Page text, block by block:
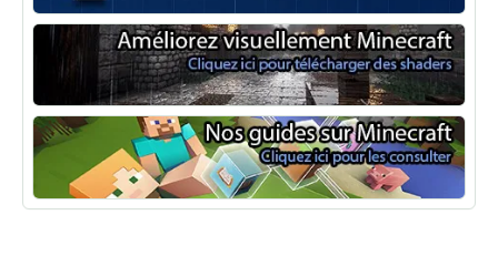
Minecraft Forge
Shaders Minecraft
Guide Minecraft